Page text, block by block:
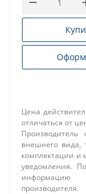
Цена
отличаться от
внешнего вида,
комплектации и
уведомления.
информацию
производителя.